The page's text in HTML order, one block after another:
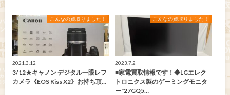
こんなの買取りました！
2021.3.12
3/12★キャノン デジタル一眼レフ
カメラ《EOS Kiss X2》お持ち頂…
こんなの買取りました！
2023.7.2
■家電買取情報です！◆LGエレク
トロニクス製のゲーミングモニタ
ー"27GQ5…